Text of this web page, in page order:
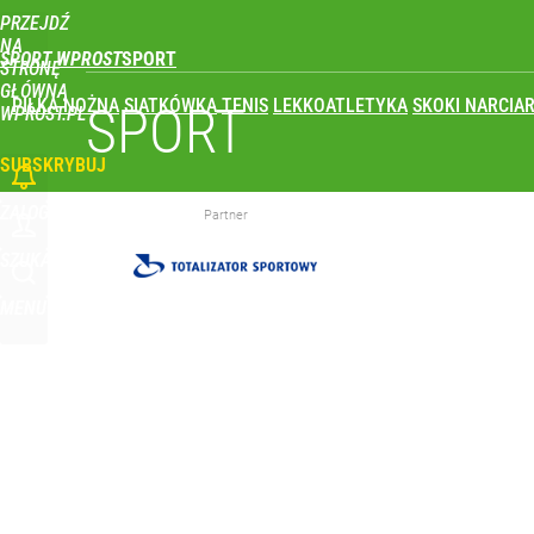
PRZEJDŹ
NA
STRONĘ
GŁÓWNĄ
WPROST.PL
SPORT WPROST
PIŁKA NOŻNA SIATKÓWKA TENIS LEKKOATLETYKA SKOKI
SUBSKRYBUJ
To największa siła reprezentacji Polski. Reszta
Co za cios dla reprezentacji Polski! Kontuzja i
SPORT
Partner